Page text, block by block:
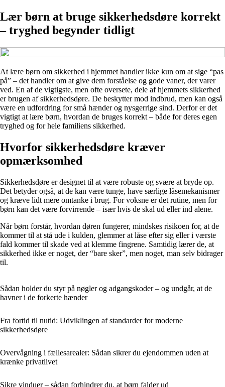
Lær børn at bruge sikkerhedsdøre korrekt
– tryghed begynder tidligt
At lære børn om sikkerhed i hjemmet handler ikke kun om at sige “pas
på” – det handler om at give dem forståelse og gode vaner, der varer
ved. En af de vigtigste, men ofte oversete, dele af hjemmets sikkerhed
er brugen af sikkerhedsdøre. De beskytter mod indbrud, men kan også
være en udfordring for små hænder og nysgerrige sind. Derfor er det
vigtigt at lære børn, hvordan de bruges korrekt – både for deres egen
tryghed og for hele familiens sikkerhed.
Hvorfor sikkerhedsdøre kræver
opmærksomhed
Sikkerhedsdøre er designet til at være robuste og svære at bryde op.
Det betyder også, at de kan være tunge, have særlige låsemekanismer
og kræve lidt mere omtanke i brug. For voksne er det rutine, men for
børn kan det være forvirrende – især hvis de skal ud eller ind alene.
Når børn forstår, hvordan døren fungerer, mindskes risikoen for, at de
kommer til at stå ude i kulden, glemmer at låse efter sig eller i værste
fald kommer til skade ved at klemme fingrene. Samtidig lærer de, at
sikkerhed ikke er noget, der “bare sker”, men noget, man selv bidrager
til.
Sådan holder du styr på nøgler og adgangskoder – og undgår, at de
havner i de forkerte hænder
Fra fortid til nutid: Udviklingen af standarder for moderne
sikkerhedsdøre
Overvågning i fællesarealer: Sådan sikrer du ejendommen uden at
krænke privatlivet
Sikre vinduer – sådan forhindrer du, at børn falder ud